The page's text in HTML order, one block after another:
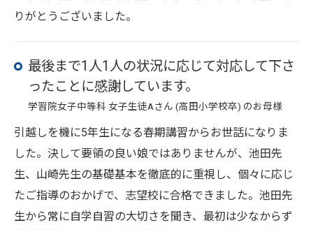
りがとうございました。
最後まで1人1人の状況に応じて対応して下さ
ったことに感謝しています。
学習院女子中等科 女子生徒Aさん (高田小学校卒) のお母様
引越しを機に5年生になる春期講習からお世話になりま
した。決して要領の良い娘ではありませんが、池田先
生、山崎先生の基礎基本を徹底的に重視し、個々に応じ
たご指導のおかげで、志望校に合格できました。池田先
生から常に自学自習の大切さを聞き、最初は少なからず